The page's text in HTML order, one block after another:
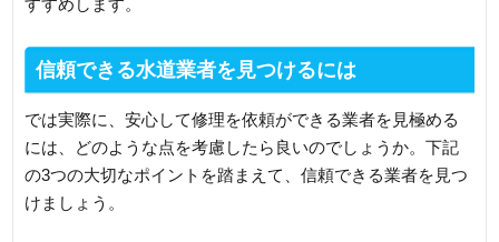
すすめします。
信頼できる水道業者を見つけるには
では実際に、安心して修理を依頼ができる業者を見極める
には、どのような点を考慮したら良いのでしょうか。下記
の3つの大切なポイントを踏まえて、信頼できる業者を見つ
けましょう。